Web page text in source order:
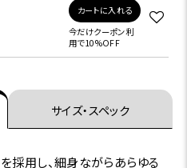
カートに入れる
今だけクーポン利
用で10%OFF
サイズ・スペック
採用し、細身ながらあらゆる